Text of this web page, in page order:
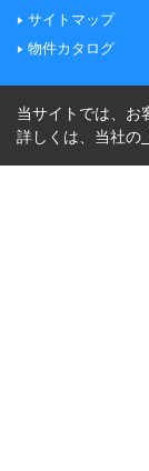
サイトマップ
物件カタログ
当サイトでは、お
詳しくは、当社の